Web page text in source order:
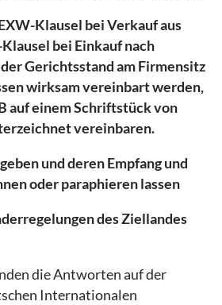
Klausel bei Verkauf aus
bei Einkauf nach
Gerichtsstand am Firmensitz
wirksam vereinbart werden,
auf einem Schriftstück von
vereinbaren.
und deren Empfang und
oder paraphieren lassen
des Ziellandes
die Antworten auf der
Internationalen